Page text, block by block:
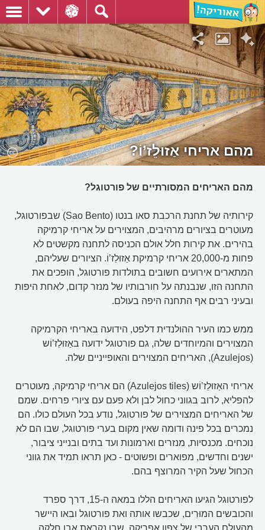
מהם אריחי אַזוּלֵז’וֹ?
מהם האריחים המסורתיים של פורטוגל?
קירותיה של תחנת הרכבת סאו בנטו (Sao Bento) שבפורטוגל,
מעוטרים בציורים מרהיבים, המצוירים על אריחי קרמיקה
בהירים. את קירות חלל אולם הכניסה לתחנה מקשטים לא
פחות מ-20,000 אריחי קרמיקת אַזוּלֵז’וֹ. הציורים שעליהם,
המתארים אירועים חשובים בתולדות פורטוגל, הופכים את
התחנה הזו, שנבנתה על חורבותיו של מנזר קדום, לאחת היפות
ובעיני רבים אף התחנה היפה בעולם.
ממש כמו העיר ההולנדית דלפט, הידועה באריחי הקרמיקה
המצוירים והמיוחדים שלה, גם פורטוגל ידועה באַזוּלֵז’וֹש
(Azulejos), האריחים המצוירים והאופייניים שלה.
אריחי האַזוּלֵז’וֹש (Azulejos tiles) הם אריחי קרמיקה, מעוטרים
להפליא, לרוב בגווני כחול לבן ולא פעם עם ציורי פרחים. שמם
של האריחים המצוירים של פורטוגל, נודע בכל העולם כולו. הם
נמכרים בכל פינה ודומה שאין מקום בערי פורטוגל, שבו הם לא
נוכחים. מכנסיות, מנזרים וארמונות ועד בתים ובנייני ציבור,
ישנים וחדשים, מפוארים ופשוטים - כאן תראו תמיד את גווני
הכחול שעל הקיר המרוצף בהם.
לפורטוגל הגיעו האריחים הללו במאה ה-15, דרך ספרד
והכובשים המוּרִים, שכבשו אותה ואת פורטוגל ובאו היישר
מהעולם הערבי של צפון אפריקה, שבו נקראת אבן חלקה